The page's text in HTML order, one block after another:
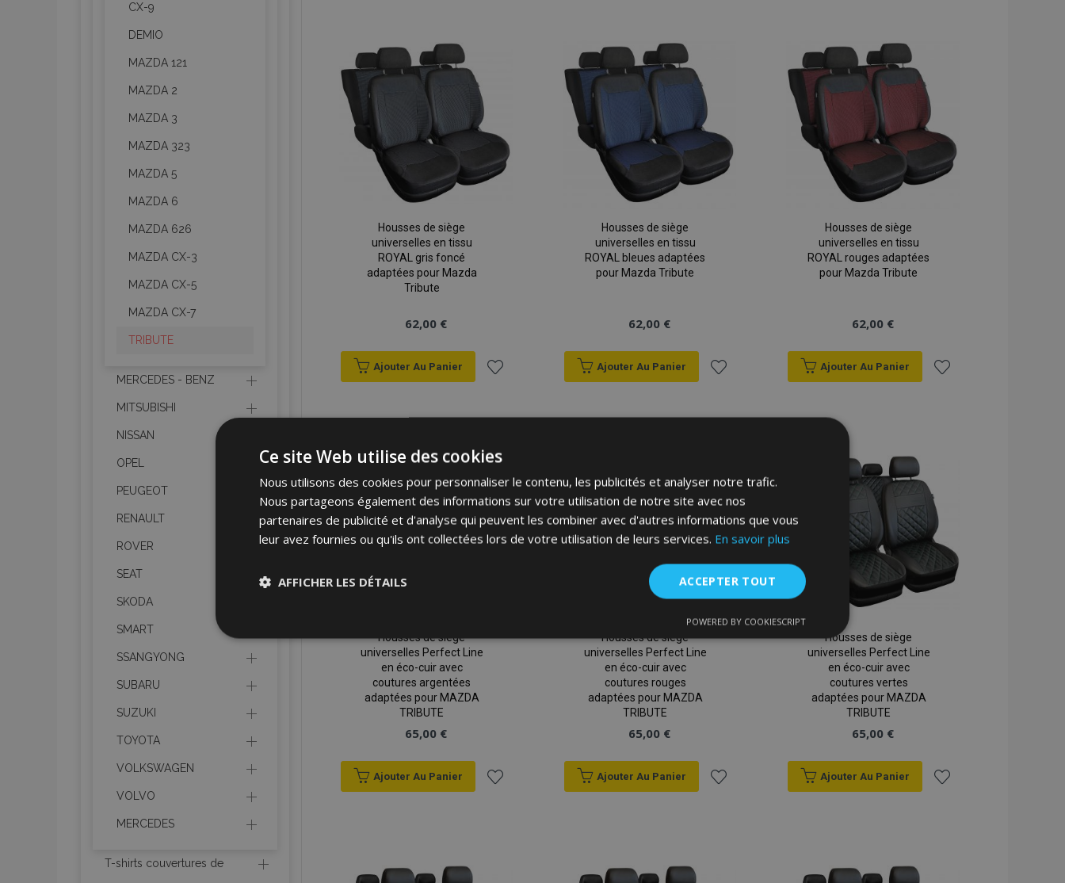
Housses de siège
universelles en tissu
ROYAL gris foncé
adaptées pour Mazda
Tribute
62,00 €
Ajouter Au Panier
liste
d'achats
Housses de siège
universelles en tissu
ROYAL bleues adaptées
pour Mazda Tribute
62,00 €
Ajouter Au Panier
d'achats
Housses de siège
universelles en tissu
ROYAL rouges adaptées
pour Mazda Tribute
62,00 €
Ajouter Au Panier
d'achats
Housses de siège
universelles Perfect Line
en éco-cuir avec
coutures argentées
adaptées pour MAZDA
TRIBUTE
65,00 €
Ajouter Au Panier
Housses de siège
universelles Perfect Line
en éco-cuir avec
coutures rouges
adaptées pour MAZDA
TRIBUTE
65,00 €
Ajouter Au Panier
Housses de siège
universelles Perfect Line
en éco-cuir avec
coutures vertes
adaptées pour MAZDA
TRIBUTE
65,00 €
Ajouter Au Panier
CX-9
DEMIO
MAZDA 121
MAZDA 2
MAZDA 3
MAZDA 323
MAZDA 5
MAZDA 6
MAZDA 626
MAZDA CX-3
MAZDA CX-5
MAZDA CX-7
TRIBUTE
MERCEDES - BENZ
MITSUBISHI
NISSAN
OPEL
PEUGEOT
RENAULT
ROVER
SEAT
SKODA
SMART
SSANGYONG
SUBARU
SUZUKI
TOYOTA
VOLKSWAGEN
VOLVO
MERCEDES
T-shirts couvertures de
Ce site Web utilise des cookies
Nous utilisons des cookies pour personnaliser le contenu, les publicités et analyser notre trafic.
Nous partageons également des informations sur votre utilisation de notre site avec nos
partenaires de publicité et d'analyse qui peuvent les combiner avec d'autres informations que vous
leur avez fournies ou qu'ils ont collectées lors de votre utilisation de leurs services. En savoir plus
ACCEPTER TOUT
AFFICHER LES DÉTAILS
nécessaires
Fonctionnalité
Les cookies strictement nécessaires habilitent des fonctionnalités de base du site Web telles que la connexion des
utilisateurs et la gestion des comptes. Le site Web ne peut pas être utilisé correctement sans les cookies strictement
Adobe Inc.
www.vtvauto.eu
La valeur de ce cookie déclenche le nettoyage
du stockage du cache local. Lorsque le cookie
POWERED BY COOKIESCRIPT